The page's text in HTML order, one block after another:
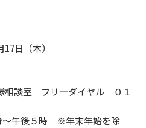
日（木）
相談室 フリーダイヤル ０１
～午後５時 ※年末年始を除